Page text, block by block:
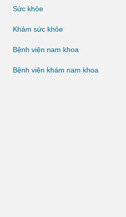
Sức khỏe
Khám sức khỏe
Bệnh viện nam khoa
Bệnh viện khám nam khoa